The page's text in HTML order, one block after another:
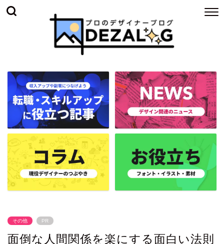
その他 PR
面倒な人間関係を楽にする面白い法則